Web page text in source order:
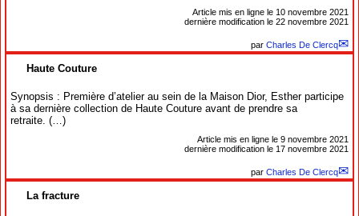
Article mis en ligne le 10 novembre 2021
dernière modification le 22 novembre 2021
par Charles De Clercq
Haute Couture
Synopsis : Première d’atelier au sein de la Maison Dior, Esther participe
à sa dernière collection de Haute Couture avant de prendre sa
retraite. (…)
Article mis en ligne le 9 novembre 2021
dernière modification le 17 novembre 2021
par Charles De Clercq
La fracture